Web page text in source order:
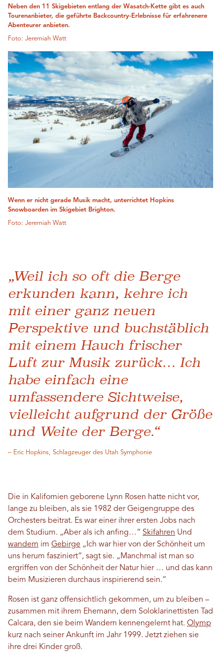
Neben den 11 Skigebieten entlang der Wasatch-Kette gibt es auch
Tourenanbieter, die geführte Backcountry-Erlebnisse für erfahrenere
Abenteurer anbieten.
Foto: Jeremiah Watt
Wenn er nicht gerade Musik macht, unterrichtet Hopkins
Snowboarden im Skigebiet Brighton.
Foto: Jeremiah Watt
„Weil ich so oft die Berge
erkunden kann, kehre ich
mit einer ganz neuen
Perspektive und buchstäblich
mit einem Hauch frischer
Luft zur Musik zurück… Ich
habe einfach eine
umfassendere Sichtweise,
vielleicht aufgrund der Größe
und Weite der Berge.“
– Eric Hopkins, Schlagzeuger des Utah Symphonie
Die in Kalifornien geborene Lynn Rosen hatte nicht vor,
lange zu bleiben, als sie 1982 der Geigengruppe des
Orchesters beitrat. Es war einer ihrer ersten Jobs nach
dem Studium. „Aber als ich anfing…“ Skifahren Und
wandern im Gebirge „Ich war hier von der Schönheit um
uns herum fasziniert“, sagt sie. „Manchmal ist man so
ergriffen von der Schönheit der Natur hier … und das kann
beim Musizieren durchaus inspirierend sein.“
Rosen ist ganz offensichtlich gekommen, um zu bleiben –
zusammen mit ihrem Ehemann, dem Soloklarinettisten Tad
Calcara, den sie beim Wandern kennengelernt hat. Olymp
kurz nach seiner Ankunft im Jahr 1999. Jetzt ziehen sie
ihre drei Kinder groß.